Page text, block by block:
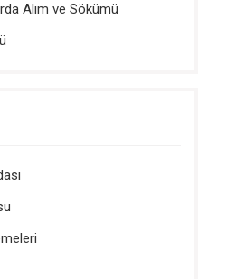
Alım ve Sökümü